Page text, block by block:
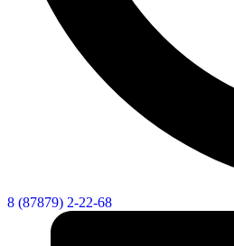
8 (87879) 2-22-68